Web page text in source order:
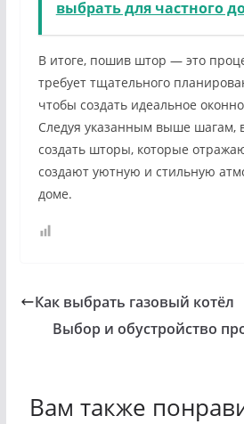
выбрать для частного
В итоге, пошив штор — это
требует тщательного
чтобы создать идеальное
Следуя указанным выше шагам,
создать шторы, которые
создают уютную и стильную
доме.
Как выбрать газовый котёл
Выбор и обустройство
Вам также